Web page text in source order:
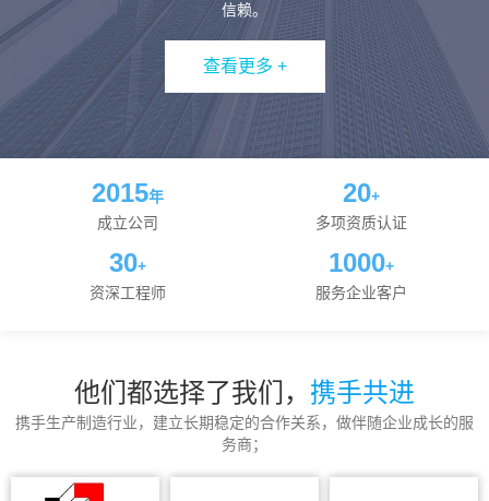
信赖。
查看更多 +
2015年
成立公司
20+
多项资质认证
30+
资深工程师
1000+
服务企业客户
他们都选择了我们， 携手共进
携手生产制造行业，建立长期稳定的合作关系，做伴随企业成长的服
务商；